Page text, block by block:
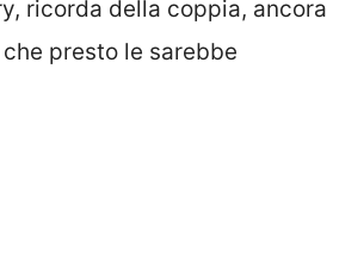
ricorda della coppia, ancora
presto le sarebbe